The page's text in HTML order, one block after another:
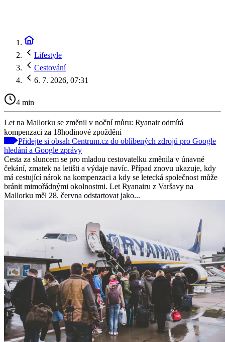
Lifestyle
Cestování
6. 7. 2026, 07:31
4 min
Let na Mallorku se změnil v noční můru: Ryanair odmítá
kompenzaci za 18hodinové zpoždění
Přidejte si obsah Centrum.cz do oblíbených zdrojů pro Google
hledání a Google zprávy
Cesta za sluncem se pro mladou cestovatelku změnila v únavné
čekání, zmatek na letišti a výdaje navíc. Případ znovu ukazuje, kdy
má cestující nárok na kompenzaci a kdy se letecká společnost může
bránit mimořádnými okolnostmi. Let Ryanairu z Varšavy na
Mallorku měl 28. června odstartovat jako...